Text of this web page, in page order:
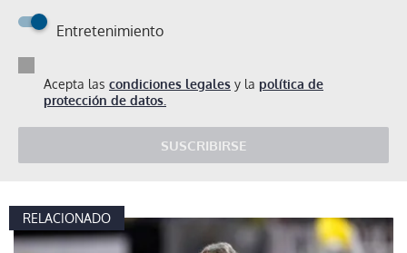
Entretenimiento
Acepta las condiciones legales y la política de
protección de datos.
SUSCRIBIRSE
RELACIONADO